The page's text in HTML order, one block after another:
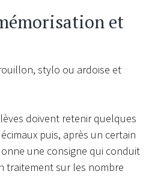
et
stylo ou ardoise et
doivent retenir quelques
puis, après un certain
une consigne qui conduit
traitement sur les nombre